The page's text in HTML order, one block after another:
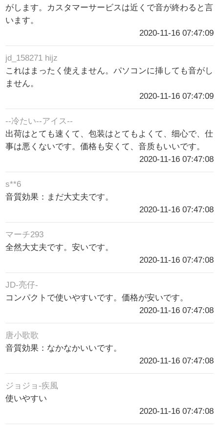
がします。カスタマーサービスは近くで音が終わると言
います。
2020-11-16 07:47:09
jd_158271 hijz
これはまったく使えません。パソコンに挿しても音がし
ません。
2020-11-16 07:47:09
--冷たい--アイス--
出荷はとても速くて、包装はとてもよくて、细心で、仕
事は悪くないです。価格も安くて、音质もいいです。
2020-11-16 07:47:08
s**6
音質効果：まだ大丈夫です。
2020-11-16 07:47:08
マーチ293
全然大丈夫です。安いです。
2020-11-16 07:47:08
JD-亮仔-
コンパクトで使いやすいです。価格が安いです。
2020-11-16 07:47:08
唐小歌歌
音質効果：なかなかいいです。
2020-11-16 07:47:08
ジョジョ-疾風
使いやすい
2020-11-16 07:47:08